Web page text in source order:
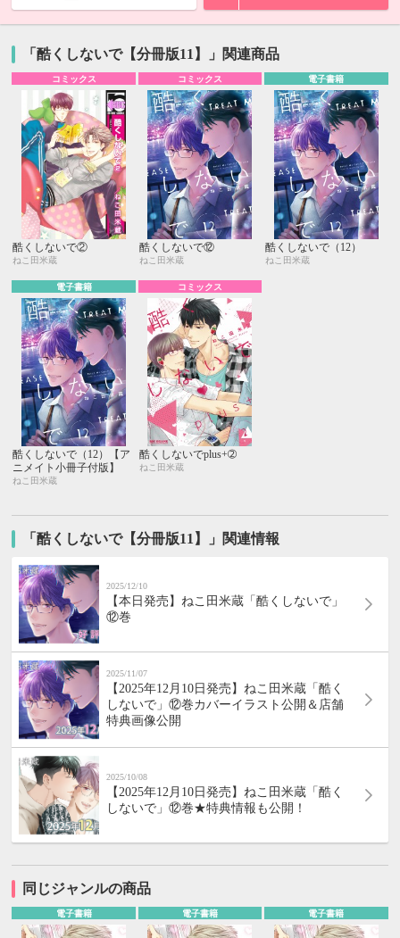
「酷くしないで【分冊版11】」関連商品
コミックス
酷くしないで②
ねこ田米蔵
コミックス
酷くしないで⑫
ねこ田米蔵
電子書籍
酷くしないで（12）
ねこ田米蔵
電子書籍
酷くしないで（12）【ア
ニメイト小冊子付版】
ねこ田米蔵
コミックス
酷くしないでplus+➁
ねこ田米蔵
「酷くしないで【分冊版11】」関連情報
2025/12/10
【本日発売】ねこ田米蔵「酷くしないで」
⑫巻
2025/11/07
【2025年12月10日発売】ねこ田米蔵「酷く
しないで」⑫巻カバーイラスト公開＆店舗
特典画像公開
2025/10/08
【2025年12月10日発売】ねこ田米蔵「酷く
しないで」⑫巻★特典情報も公開！
同じジャンルの商品
電子書籍 電子書籍 電子書籍